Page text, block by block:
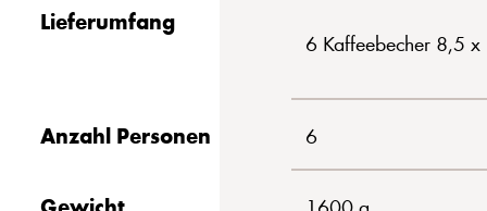
Lieferumfang
6 Kaffeebecher 8,5
Anzahl Personen 6